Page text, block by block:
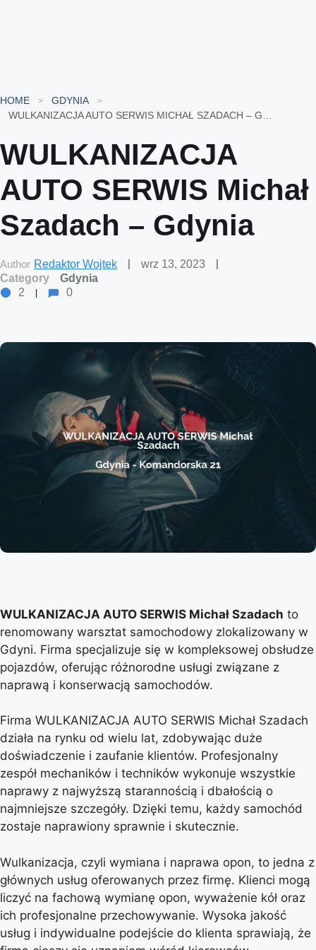
HOME
GDYNIA
WULKANIZACJA AUTO SERWIS MICHAŁ SZADACH – GDYNIA
WULKANIZACJA
AUTO SERWIS Michał
Szadach – Gdynia
Author Redaktor Wojtek
wrz 13, 2023
Category
Gdynia
2
0
WULKANIZACJA AUTO SERWIS Michał Szadach to
renomowany warsztat samochodowy zlokalizowany w
Gdyni. Firma specjalizuje się w kompleksowej obsłudze
pojazdów, oferując różnorodne usługi związane z
naprawą i konserwacją samochodów.
Firma WULKANIZACJA AUTO SERWIS Michał Szadach
działa na rynku od wielu lat, zdobywając duże
doświadczenie i zaufanie klientów. Profesjonalny
zespół mechaników i techników wykonuje wszystkie
naprawy z najwyższą starannością i dbałością o
najmniejsze szczegóły. Dzięki temu, każdy samochód
zostaje naprawiony sprawnie i skutecznie.
Wulkanizacja, czyli wymiana i naprawa opon, to jedna z
głównych usług oferowanych przez firmę. Klienci mogą
liczyć na fachową wymianę opon, wyważenie kół oraz
ich profesjonalne przechowywanie. Wysoka jakość
usług i indywidualne podejście do klienta sprawiają, że